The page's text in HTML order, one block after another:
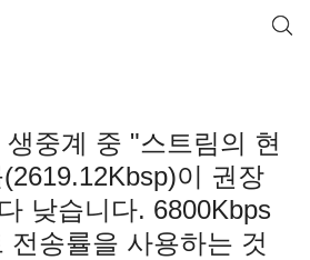
중계 중 "스트림의 현
이 권장
낮습니다. 6800Kbps
전송률을 사용하는 것